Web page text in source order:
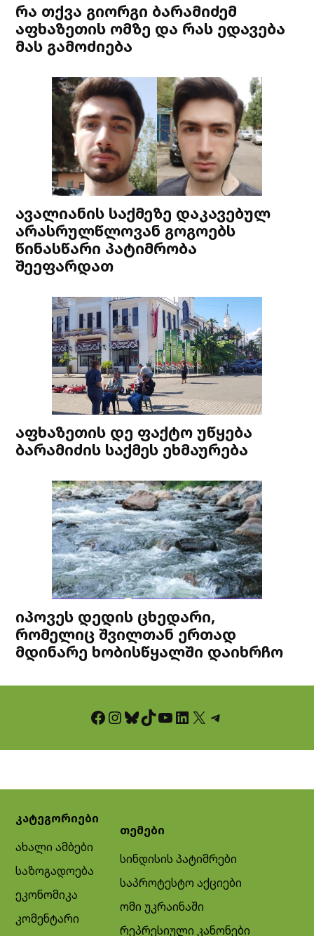
რა თქვა გიორგი ბარამიძემ
აფხაზეთის ომზე და რას ედავება
მას გამოძიება
ავალიანის საქმეზე დაკავებულ
არასრულწლოვან გოგოებს
წინასწარი პატიმრობა
შეეფარდათ
აფხაზეთის დე ფაქტო უწყება
ბარამიძის საქმეს ეხმაურება
იპოვეს დედის ცხედარი,
რომელიც შვილთან ერთად
მდინარე ხობისწყალში დაიხრჩო
Facebook InstagramBluesky TikTok YouTube LinkedIn X Telegram
კატეგორიები
ახალი ამბები
საზოგადოება
ეკონომიკა
კომენტარი
თემები
სინდისის პატიმრები
საპროტესტო აქციები
ომი უკრაინაში
რეპრესიული კანონები